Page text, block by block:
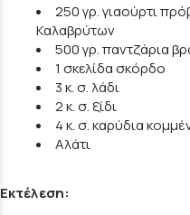
250 γρ. γιαούρτι
Καλαβρύτων
500 γρ. παντζάρια
1 σκελίδα σκόρδο
3 κ. σ. λάδι
2 κ. σ. ξίδι
4 κ. σ. καρύδια
Αλάτι
Εκτέλεση: